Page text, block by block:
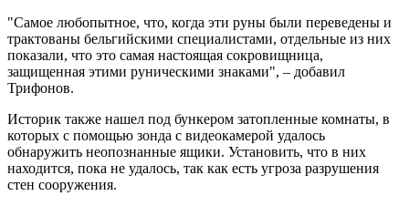
"Самое любопытное, что, когда эти руны были переведены и
трактованы бельгийскими специалистами, отдельные из них
показали, что это самая настоящая сокровищница,
защищенная этими руническими знаками", – добавил
Трифонов.
Историк также нашел под бункером затопленные комнаты, в
которых с помощью зонда с видеокамерой удалось
обнаружить неопознанные ящики. Установить, что в них
находится, пока не удалось, так как есть угроза разрушения
стен сооружения.